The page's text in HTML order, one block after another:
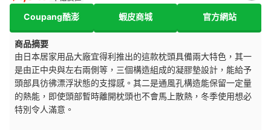
Coupang酷澎 蝦皮商城 官方網站
商品摘要
由日本居家用品大廠宜得利推出的這款枕頭具備兩大特色，其一
是由正中央與左右兩側等，三個構造組成的凝膠墊設計，能給予
頭部具彷彿漂浮狀態的支撐感。其二是通風孔構造能保留一定量
的熱能，即使頭部暫時離開枕頭也不會馬上散熱，冬季使用想必
特別令人滿意。